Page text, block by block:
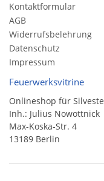
Kontaktformular
AGB
Widerrufsbelehrung
Datenschutz
Impressum
Feuerwerksvitrine
Onlineshop für
Inh.: Julius Nowottnick
Max-Koska-Str. 4
13189 Berlin